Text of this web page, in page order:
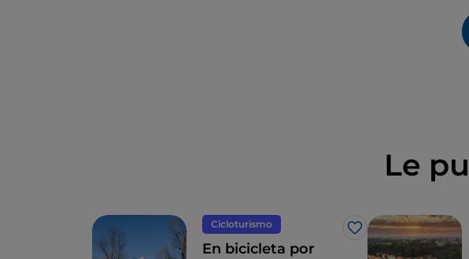
Le
Cicloturismo
Me gusta
En bicicleta por